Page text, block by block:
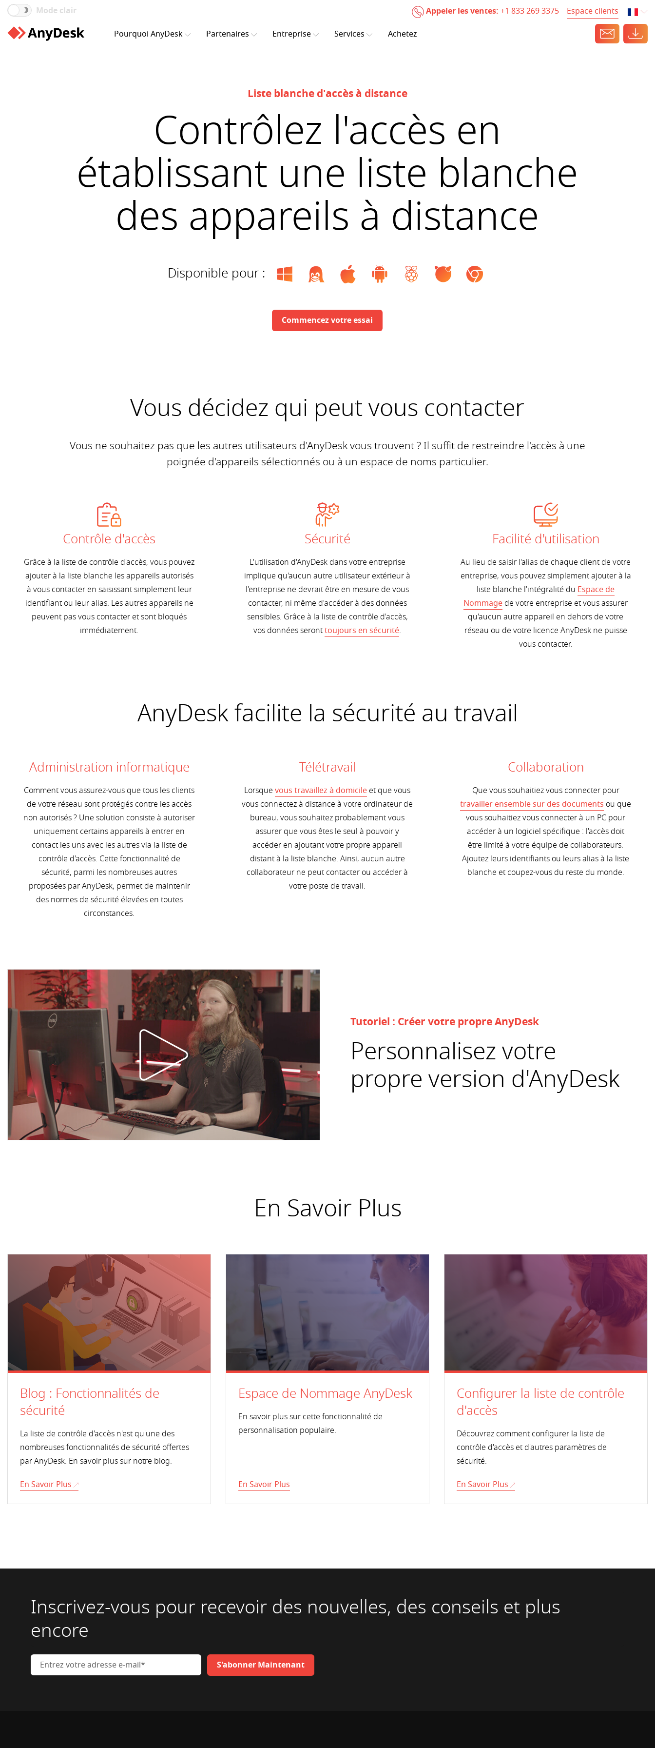
Mode clair Appeler les ventes: +1 833 269 3375
Espace clients
Pourquoi AnyDesk
Partenaires Entreprise Services Achetez
Liste blanche d'accès à distance
Contrôlez l'accès en
établissant une liste blanche
des appareils à distance
Disponible pour :
Commencez votre essai
Vous décidez qui peut vous contacter
Vous ne souhaitez pas que les autres utilisateurs d'AnyDesk vous trouvent ? Il suffit de restreindre l'accès à une
poignée d'appareils sélectionnés ou à un espace de noms particulier.
Contrôle d'accès
Grâce à la liste de contrôle d'accès, vous pouvez
ajouter à la liste blanche les appareils autorisés
à vous contacter en saisissant simplement leur
identifiant ou leur alias. Les autres appareils ne
peuvent pas vous contacter et sont bloqués
immédiatement.
Sécurité
L'utilisation d'AnyDesk dans votre entreprise
implique qu'aucun autre utilisateur extérieur à
l'entreprise ne devrait être en mesure de vous
contacter, ni même d'accéder à des données
sensibles. Grâce à la liste de contrôle d'accès,
vos données seronttoujours en sécurité.
Facilité d'utilisation
Au lieu de saisir l'alias de chaque client de votre
entreprise, vous pouvez simplement ajouter à la
liste blanche l'intégralité du Espace de
Nommage de votre entreprise et vous assurer
qu'aucun autre appareil en dehors de votre
réseau ou de votre licence AnyDesk ne puisse
vous contacter.
AnyDesk facilite la sécurité au travail
Administration informatique
Comment vous assurez-vous que tous les clients
de votre réseau sont protégés contre les accès
non autorisés ? Une solution consiste à autoriser
uniquement certains appareils à entrer en
contact les uns avec les autres via la liste de
contrôle d'accès. Cette fonctionnalité de
sécurité, parmi les nombreuses autres
proposées par AnyDesk, permet de maintenir
des normes de sécurité élevées en toutes
circonstances.
Télétravail
Lorsquevous travaillez à domicile et que vous
vous connectez à distance à votre ordinateur de
bureau, vous souhaitez probablement vous
assurer que vous êtes le seul à pouvoir y
accéder en ajoutant votre propre appareil
distant à la liste blanche. Ainsi, aucun autre
collaborateur ne peut contacter ou accéder à
votre poste de travail.
Collaboration
Que vous souhaitiez vous connecter pour
travailler ensemble sur des documents ou que
vous souhaitiez vous connecter à un PC pour
accéder à un logiciel spécifique : l'accès doit
être limité à votre équipe de collaborateurs.
Ajoutez leurs identifiants ou leurs alias à la liste
blanche et coupez-vous du reste du monde.
Tutoriel : Créer votre propre AnyDesk
Personnalisez votre
propre version d'AnyDesk
En Savoir Plus
Blog : Fonctionnalités de
sécurité
La liste de contrôle d'accès n'est qu'une des
nombreuses fonctionnalités de sécurité offertes
par AnyDesk. En savoir plus sur notre blog.
En Savoir Plus
Espace de Nommage AnyDesk
En savoir plus sur cette fonctionnalité de
personnalisation populaire.
En Savoir Plus
Configurer la liste de contrôle
d'accès
Découvrez comment configurer la liste de
contrôle d'accès et d'autres paramètres de
sécurité.
En Savoir Plus
Inscrivez-vous pour recevoir des nouvelles, des conseils et plus
encore
votre adresse e-mail
S'abonner Maintenant